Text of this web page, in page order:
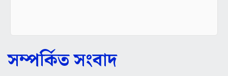
সম্পর্কিত সংবাদ